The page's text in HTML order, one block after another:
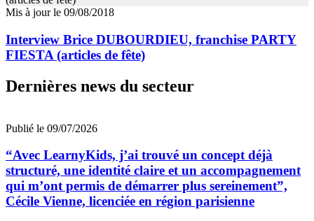
Mis à jour le 09/08/2018
Interview Brice DUBOURDIEU, franchise PARTY
FIESTA (articles de fête)
Dernières news du secteur
Publié le 09/07/2026
“Avec LearnyKids, j’ai trouvé un concept déjà
structuré, une identité claire et un accompagnement
qui m’ont permis de démarrer plus sereinement”,
Cécile Vienne, licenciée en région parisienne